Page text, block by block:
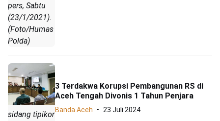
pers, Sabtu
(23/1/2021).
(Foto/Humas
Polda)
sidang tipikor
3 Terdakwa Korupsi Pembangunan RS di
Aceh Tengah Divonis 1 Tahun Penjara
Banda Aceh 23 Juli 2024